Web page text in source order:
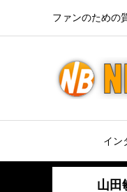
ファンのための
イン
山田